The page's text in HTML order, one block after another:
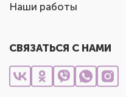
Наши работы
СВЯЗАТЬСЯ С НАМИ